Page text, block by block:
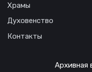
Храмы
Духовенство
Контакты
Архивная